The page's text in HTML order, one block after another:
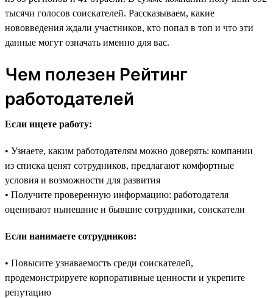
тысячи голосов соискателей. Рассказываем, какие
нововведения ждали участников, кто попал в топ и что эти
данные могут означать именно для вас.
Чем полезен Рейтинг
работодателей
Если ищете работу:
• Узнаете, каким работодателям можно доверять: компании
из списка ценят сотрудников, предлагают комфортные
условия и возможности для развития
• Получите проверенную информацию: работодателя
оценивают нынешние и бывшие сотрудники, соискатели
Если нанимаете сотрудников:
• Повысите узнаваемость среди соискателей,
продемонстрируете корпоративные ценности и укрепите
репутацию